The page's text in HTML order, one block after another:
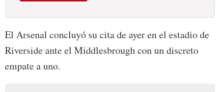
El Arsenal concluyó su cita de ayer en el estadio de
Riverside ante el Middlesbrough con un discreto
empate a uno.